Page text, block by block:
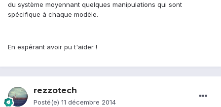
du système moyennant quelques manipulations qui sont
spécifique à chaque modèle.
En espérant avoir pu t'aider !
rezzotech
Posté(e) 11 décembre 2014